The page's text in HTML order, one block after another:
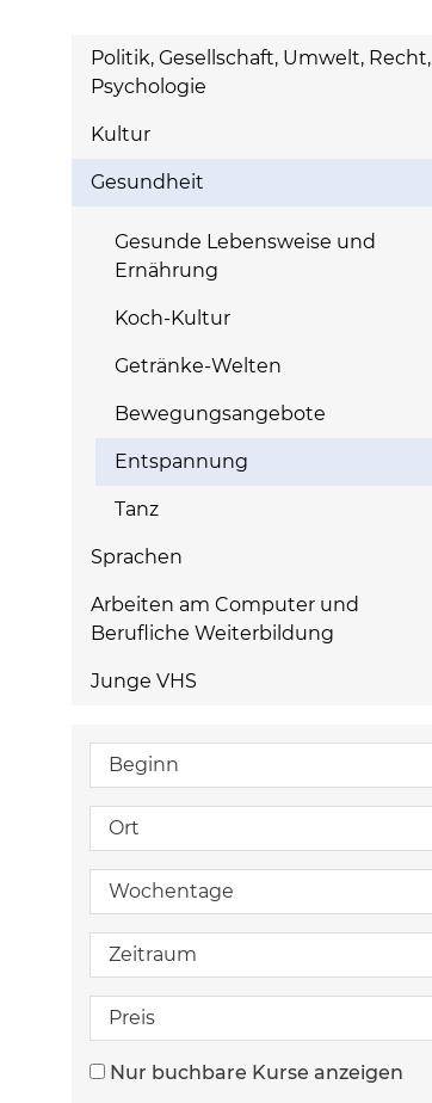
Politik, Gesellschaft, Umwelt, Recht,
Psychologie
Kultur
Gesundheit
Gesunde Lebensweise und
Ernährung
Koch-Kultur
Getränke-Welten
Bewegungsangebote
Entspannung
Tanz
Sprachen
Arbeiten am Computer und
Berufliche Weiterbildung
Junge VHS
Beginn
Ort
Wochentage
Zeitraum
Preis
Nur buchbare Kurse anzeigen